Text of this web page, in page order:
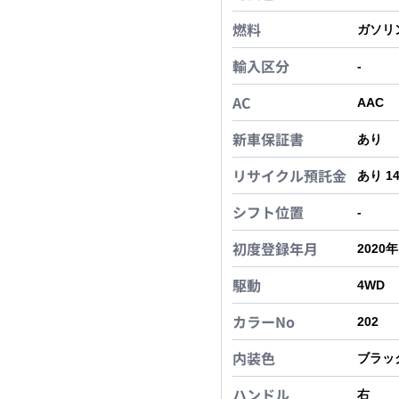
燃料 ガソリ
輸入区分 -
AC AAC
新車保証書 あり
リサイクル預託金 あり
シフト位置 -
初度登録年月 2020年
駆動 4WD
カラーNo 202
内装色 ブラッ
ハンドル 右